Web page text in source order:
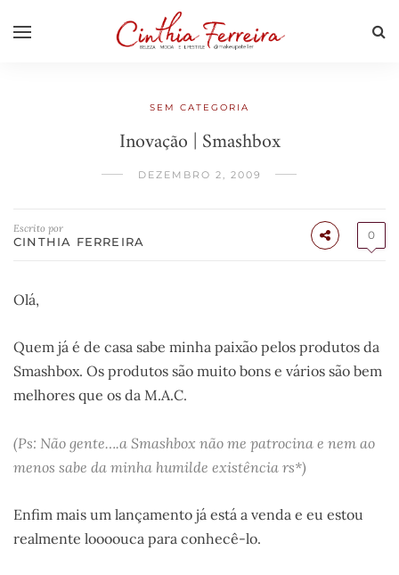
SEM CATEGORIA
Inovação | Smashbox
DEZEMBRO 2, 2009
Escrito por
CINTHIA FERREIRA 0
Olá,
Quem já é de casa sabe minha paixão pelos produtos da
Smashbox. Os produtos são muito bons e vários são bem
melhores que os da M.A.C.
(Ps: Não gente….a Smashbox não me patrocina e nem ao
menos sabe da minha humilde existência rs*)
Enfim mais um lançamento já está a venda e eu estou
realmente loooouca para conhecê-lo.